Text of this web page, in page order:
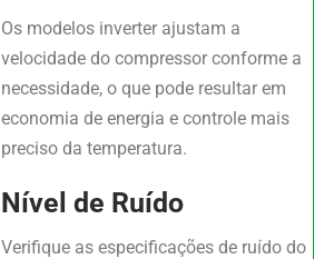
Os modelos inverter ajustam a
velocidade do compressor conforme a
necessidade, o que pode resultar em
economia de energia e controle mais
preciso da temperatura.
Nível de Ruído
Verifique as especificações de ruído do